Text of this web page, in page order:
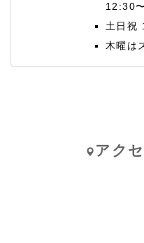
12:30
土日祝
木曜は
アク